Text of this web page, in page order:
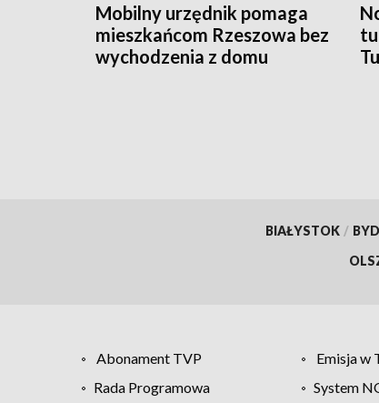
Mobilny urzędnik pomaga
mieszkańcom Rzeszowa bez
wychodzenia z domu
BIAŁYSTOK /
Abonament TVP Emisja w
Rada Programowa
System